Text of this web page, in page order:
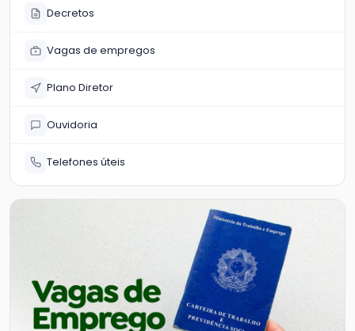
Decretos
Vagas de empregos
Plano Diretor
Ouvidoria
Telefones úteis